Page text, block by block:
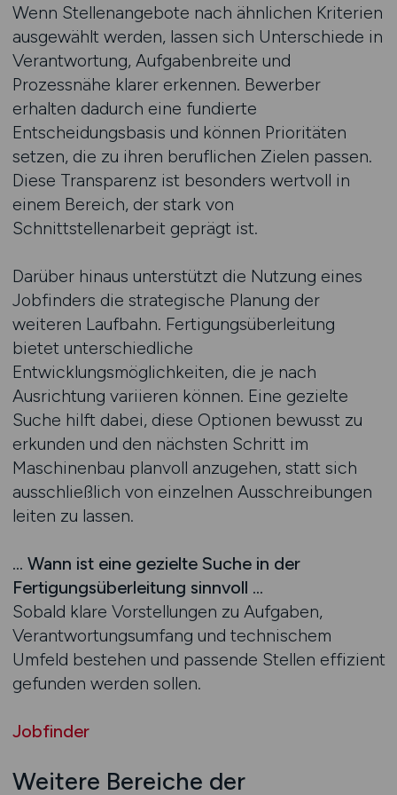
Wenn Stellenangebote nach ähnlichen Kriterien
ausgewählt werden, lassen sich Unterschiede in
Verantwortung, Aufgabenbreite und
Prozessnähe klarer erkennen. Bewerber
erhalten dadurch eine fundierte
Entscheidungsbasis und können Prioritäten
setzen, die zu ihren beruflichen Zielen passen.
Diese Transparenz ist besonders wertvoll in
einem Bereich, der stark von
Schnittstellenarbeit geprägt ist.
Darüber hinaus unterstützt die Nutzung eines
Jobfinders die strategische Planung der
weiteren Laufbahn. Fertigungsüberleitung
bietet unterschiedliche
Entwicklungsmöglichkeiten, die je nach
Ausrichtung variieren können. Eine gezielte
Suche hilft dabei, diese Optionen bewusst zu
erkunden und den nächsten Schritt im
Maschinenbau planvoll anzugehen, statt sich
ausschließlich von einzelnen Ausschreibungen
leiten zu lassen.
… Wann ist eine gezielte Suche in der
Fertigungsüberleitung sinnvoll …
Sobald klare Vorstellungen zu Aufgaben,
Verantwortungsumfang und technischem
Umfeld bestehen und passende Stellen effizient
gefunden werden sollen.
Jobfinder
Weitere Bereiche der